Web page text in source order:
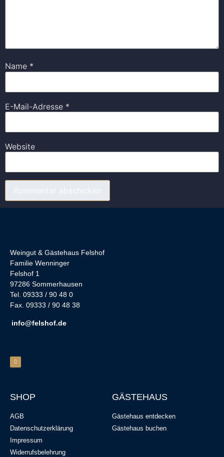
Name *
E-Mail-Adresse *
Website
Weingut & Gästehaus Felshof
Familie Wenninger
Felshof 1
97286 Sommerhausen
Tel. 09333 / 90 48 0
Fax. 09333 / 90 48 38
info@felshof.de
SHOP
AGB
Datenschutzerklärung
Impressum
Widerrufsbelehrung
GÄSTEHAUS
Gästehaus entdecken
Gästehaus buchen